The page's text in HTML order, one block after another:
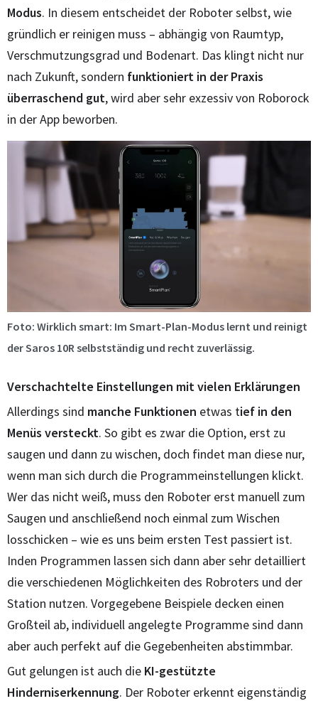
Modus. In diesem entscheidet der Roboter selbst, wie
gründlich er reinigen muss – abhängig von Raumtyp,
Verschmutzungsgrad und Bodenart. Das klingt nicht nur
nach Zukunft, sondern funktioniert in der Praxis
überraschend gut, wird aber sehr exzessiv von Roborock
in der App beworben.
Foto: Wirklich smart: Im Smart-Plan-Modus lernt und reinigt
der Saros 10R selbstständig und recht zuverlässig.
Verschachtelte Einstellungen mit vielen Erklärungen
Allerdings sind manche Funktionen etwas tief in den
Menüs versteckt. So gibt es zwar die Option, erst zu
saugen und dann zu wischen, doch findet man diese nur,
wenn man sich durch die Programmeinstellungen klickt.
Wer das nicht weiß, muss den Roboter erst manuell zum
Saugen und anschließend noch einmal zum Wischen
losschicken – wie es uns beim ersten Test passiert ist.
Inden Programmen lassen sich dann aber sehr detailliert
die verschiedenen Möglichkeiten des Robroters und der
Station nutzen. Vorgegebene Beispiele decken einen
Großteil ab, individuell angelegte Programme sind dann
aber auch perfekt auf die Gegebenheiten abstimmbar.
Gut gelungen ist auch die KI-gestützte
Hinderniserkennung. Der Roboter erkennt eigenständig